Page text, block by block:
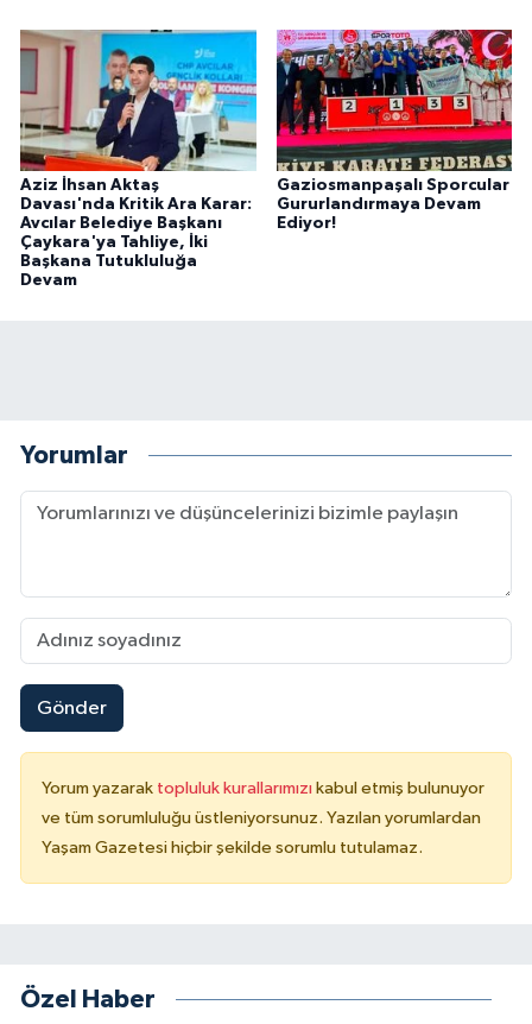
Aziz İhsan Aktaş
Davası'nda Kritik Ara Karar:
Avcılar Belediye Başkanı
Çaykara'ya Tahliye, İki
Başkana Tutukluluğa
Devam
Gaziosmanpaşalı Sporcular
Gururlandırmaya Devam
Ediyor!
Yorumlar
Gönder
Yorum yazarak topluluk kurallarımızı kabul etmiş bulunuyor
ve tüm sorumluluğu üstleniyorsunuz. Yazılan yorumlardan
Yaşam Gazetesi hiçbir şekilde sorumlu tutulamaz.
Özel Haber